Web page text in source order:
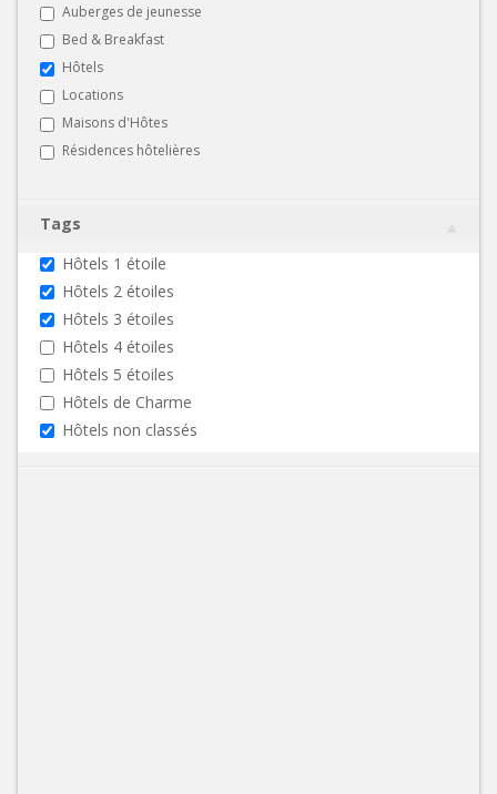
Auberges de jeunesse
Bed & Breakfast
Hôtels
Locations
Maisons d'Hôtes
Résidences hôtelières
Tags
Hôtels 1 étoile
Hôtels 2 étoiles
Hôtels 3 étoiles
Hôtels 4 étoiles
Hôtels 5 étoiles
Hôtels de Charme
Hôtels non classés